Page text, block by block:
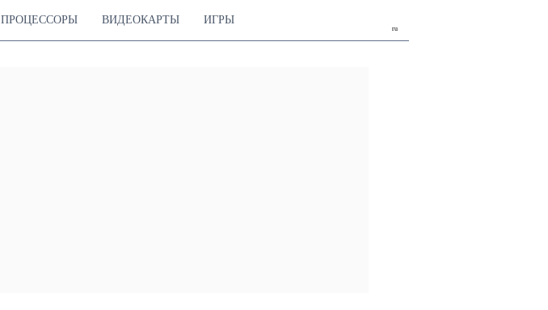
ru
ПРОЦЕССОРЫ ВИДЕОКАРТЫ ИГРЫ